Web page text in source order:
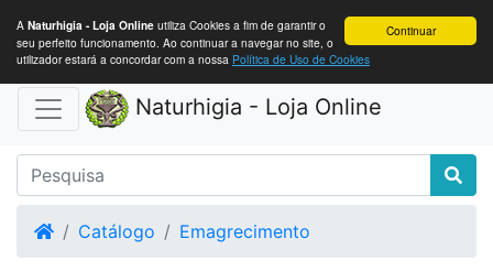
Continuar
A Naturhigia - Loja Online utiliza Cookies a fim de garantir o
seu perfeito funcionamento. Ao continuar a navegar no site, o
utilizador estará a concordar com a nossa Política de Uso de Cookies
Naturhigia - Loja Online
HomeCatálogo Emagrecimento